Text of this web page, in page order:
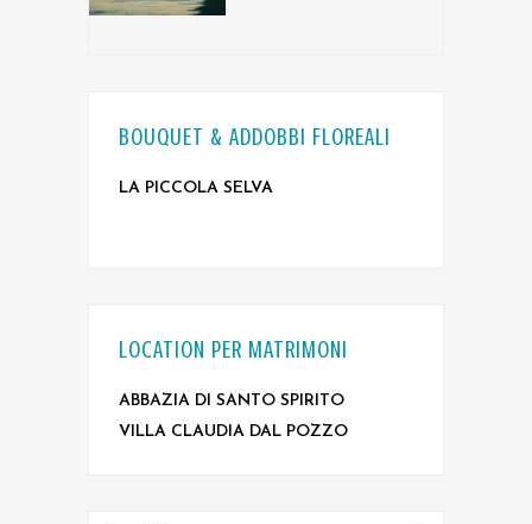
BOUQUET & ADDOBBI FLOREALI
LA PICCOLA SELVA
LOCATION PER MATRIMONI
ABBAZIA DI SANTO SPIRITO
VILLA CLAUDIA DAL POZZO